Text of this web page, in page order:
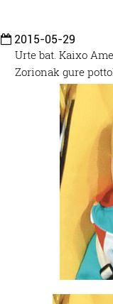
2015-05-29
Urte bat. Kaixo
Zorionak gure